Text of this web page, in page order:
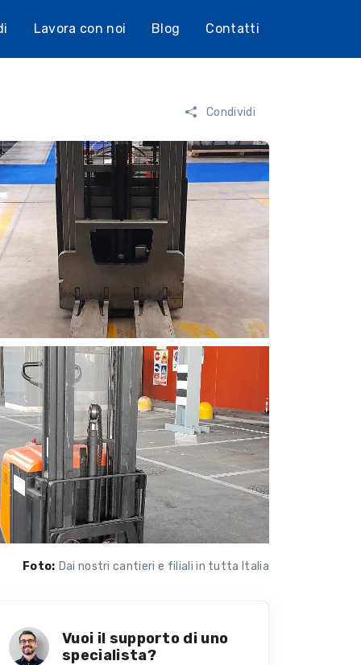
Lavora con noi Blog Contatti
Condividi
Foto: Dai nostri cantieri e filiali in tutta Italia
Vuoi il supporto di uno
specialista?